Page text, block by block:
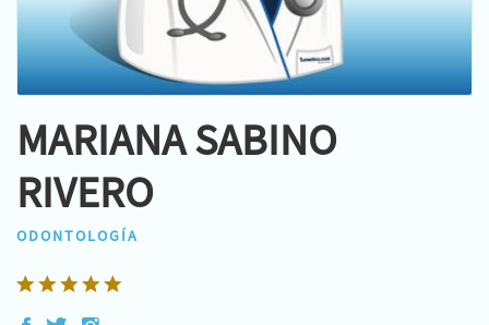
MARIANA SABINO
RIVERO
ODONTOLOGÍA